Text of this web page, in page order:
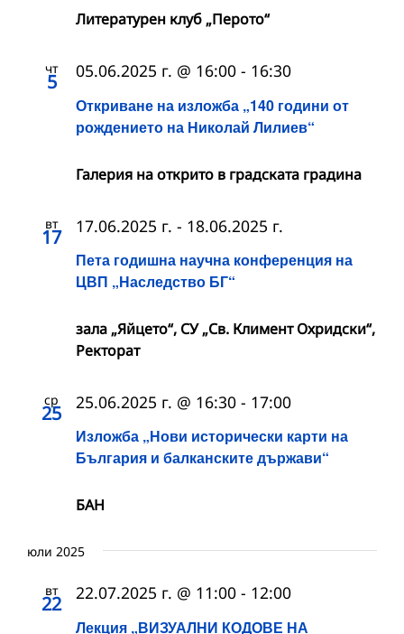
Литературен клуб „Перото“
чт
5
Откриване на изложба „140 години от
рождението на Николай Лилиев“
05.06.2025 г. @ 16:00 - 16:30
Галерия на открито в градската градина
вт
17
Пета годишна научна конференция на
ЦВП „Наследство БГ“
17.06.2025 г. - 18.06.2025 г.
зала „Яйцето“, СУ „Св. Климент Охридски“,
Ректорат
ср
25
Изложба „Нови исторически карти на
България и балканските държави“
25.06.2025 г. @ 16:30 - 17:00
БАН
юли 2025
вт
22
Лекция „ВИЗУАЛНИ КОДОВЕ НА
22.07.2025 г. @ 11:00 - 12:00